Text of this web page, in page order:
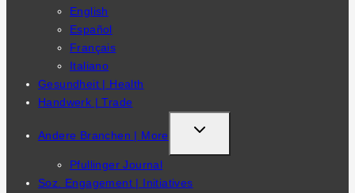
English
Español
Français
Italiano
Gesundheit | Health
Handwerk | Trade
Andere Branchen | More
TOGGLE
CHILD
Pfullinger Journal
Soz. Engagement | Initiatives